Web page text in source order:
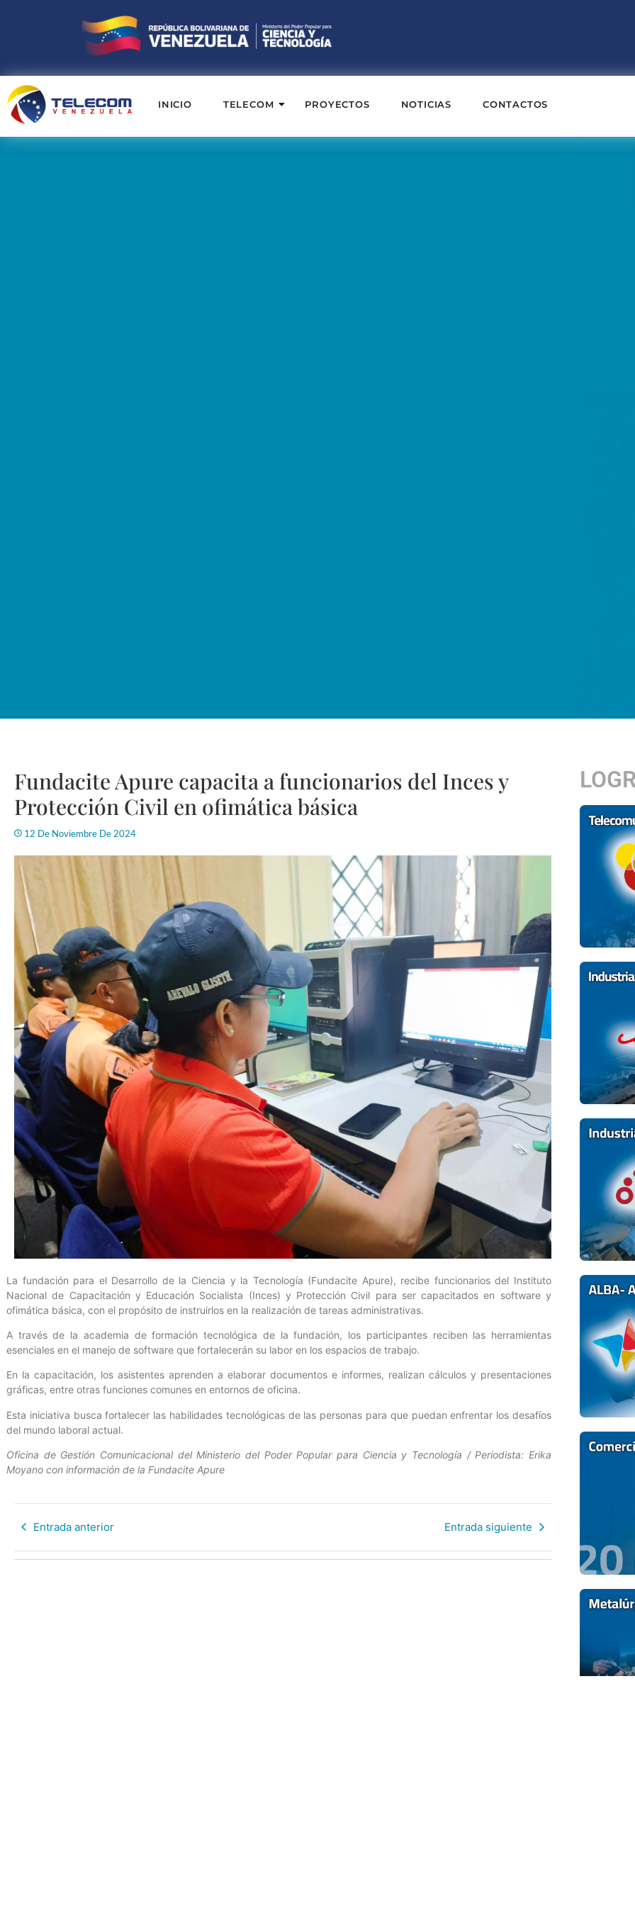
INICIO TELECOM PROYECTOS NOTICIAS CONTACTOS
Fundacite Apure capacita a funcionarios del Inces y
Protección Civil en ofimática básica
12 De Noviembre De 2024
La fundación para el Desarrollo de la Ciencia y la Tecnología (Fundacite Apure), recibe funcionarios del Instituto
Nacional de Capacitación y Educación Socialista (Inces) y Protección Civil para ser capacitados en software y
ofimática básica, con el propósito de instruirlos en la realización de tareas administrativas.
A través de la academia de formación tecnológica de la fundación, los participantes reciben las herramientas
esenciales en el manejo de software que fortalecerán su labor en los espacios de trabajo.
En la capacitación, los asistentes aprenden a elaborar documentos e informes, realizan cálculos y presentaciones
gráficas, entre otras funciones comunes en entornos de oficina.
Esta iniciativa busca fortalecer las habilidades tecnológicas de las personas para que puedan enfrentar los desafíos
del mundo laboral actual.
Oficina de Gestión Comunicacional del Ministerio del Poder Popular para Ciencia y Tecnología / Periodista: Erika
Moyano con información de la Fundacite Apure
Entrada anterior Entrada siguiente